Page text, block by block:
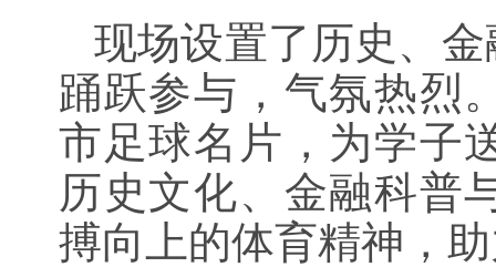
现场设置了历史、
踊跃参与，气氛热烈
市足球名片，为学子
历史文化、金融科普
搏向上的体育精神，